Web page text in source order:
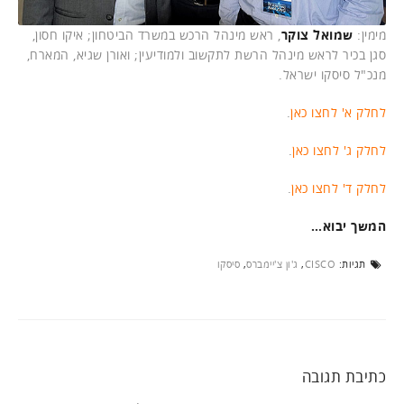
מימין: שמואל צוקר, ראש מינהל הרכש במשרד הביטחון; איקו חסון,
סגן בכיר לראש מינהל הרשת לתקשוב ולמודיעין; ואורן שגיא, המארח,
מנכ"ל סיסקו ישראל.
לחלק א' לחצו כאן.
לחלק ג' לחצו כאן.
לחלק ד' לחצו כאן.
המשך יבוא…
תגיות: CISCO
, ג'ון צ'יימברס, סיסקו
כתיבת תגובה